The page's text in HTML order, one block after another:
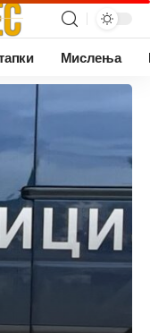
Мислења